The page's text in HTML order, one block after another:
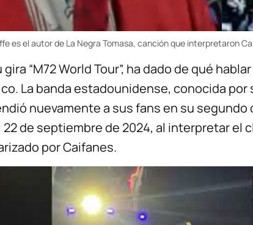
es el autor de La Negra Tomasa, canción que interpretaron
“M72 World Tour”, ha dado de qué
La banda estadounidense, conocida
nuevamente a sus fans en su
22 de septiembre de 2024, al interpretar el
por Caifanes.